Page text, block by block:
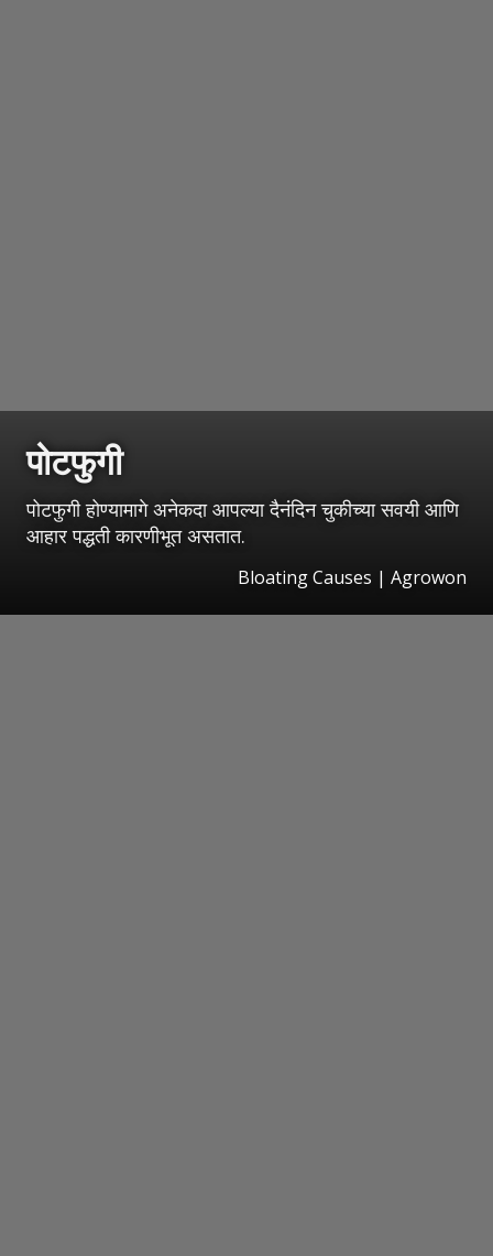
पोटफुगी
पोटफुगी होण्यामागे अनेकदा आपल्या दैनंदिन चुकीच्या सवयी आणि
आहार पद्धती कारणीभूत असतात.
Bloating Causes | Agrowon